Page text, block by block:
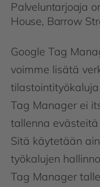
Palveluntarjoaja
House, Barrow
Google Tag
voimme lisätä
Tag Manager ei
tallenna
Sitä käytetään
työkalujen
Tag Manager